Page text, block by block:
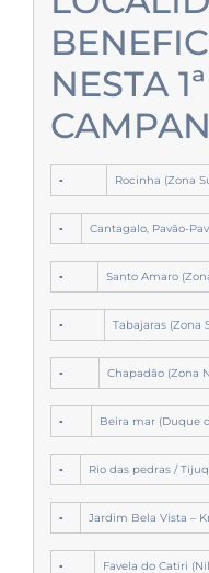
NESTA
▪ Rocinha (Zona
▪ Cantagalo, Pavão-
▪ Santo Amaro
▪ Tabajaras (Zona
▪ Chapadão (Zona
▪ Beira mar (Duque
▪ Rio das pedras /
▪ Jardim Bela Vista –
▪ Favela do Catiri